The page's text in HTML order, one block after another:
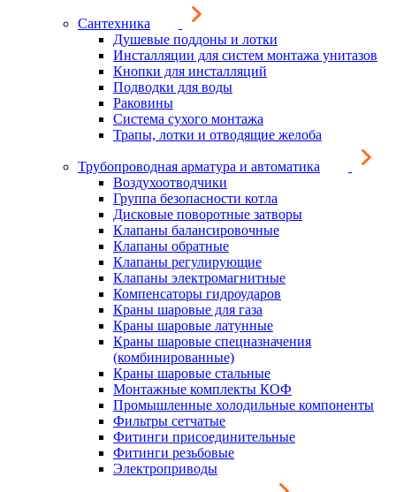
Сантехника
Душевые поддоны и лотки
Инсталляции для систем монтажа унитазов
Кнопки для инсталляций
Подводки для воды
Раковины
Система сухого монтажа
Трапы, лотки и отводящие желоба
Трубопроводная арматура и автоматика
Воздухоотводчики
Группа безопасности котла
Дисковые поворотные затворы
Клапаны балансировочные
Клапаны обратные
Клапаны регулирующие
Клапаны электромагнитные
Компенсаторы гидроударов
Краны шаровые для газа
Краны шаровые латунные
Краны шаровые спецназначения
(комбинированные)
Краны шаровые стальные
Монтажные комплекты КОФ
Промышленные холодильные компоненты
Фильтры сетчатые
Фитинги присоединительные
Фитинги резьбовые
Электроприводы